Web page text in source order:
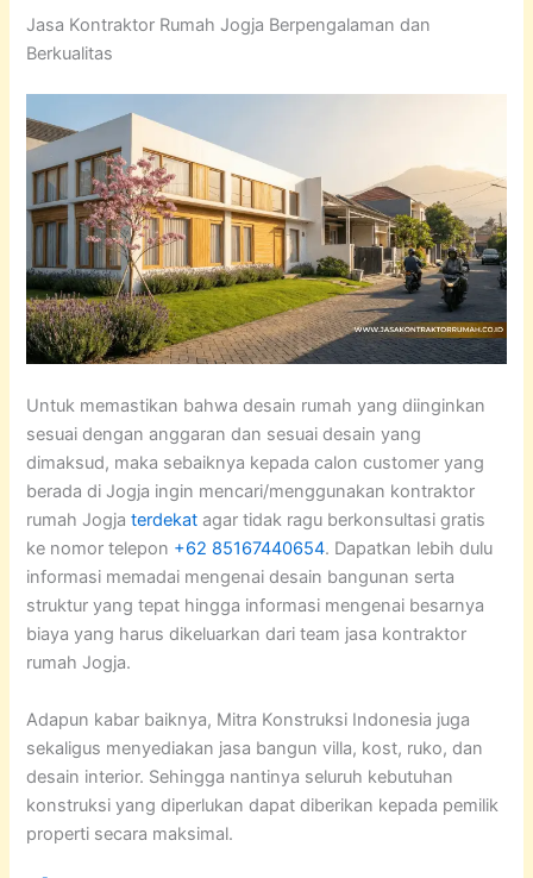
Jasa Kontraktor Rumah Jogja Berpengalaman dan
Berkualitas
Untuk memastikan bahwa desain rumah yang diinginkan
sesuai dengan anggaran dan sesuai desain yang
dimaksud, maka sebaiknya kepada calon customer yang
berada di Jogja ingin mencari/menggunakan kontraktor
rumah Jogjaterdekat agar tidak ragu berkonsultasi gratis
ke nomor telepon +62 85167440654. Dapatkan lebih dulu
informasi memadai mengenai desain bangunan serta
struktur yang tepat hingga informasi mengenai besarnya
biaya yang harus dikeluarkan dari team jasa kontraktor
rumah Jogja.
Adapun kabar baiknya, Mitra Konstruksi Indonesia juga
sekaligus menyediakan jasa bangun villa, kost, ruko, dan
desain interior. Sehingga nantinya seluruh kebutuhan
konstruksi yang diperlukan dapat diberikan kepada pemilik
properti secara maksimal.